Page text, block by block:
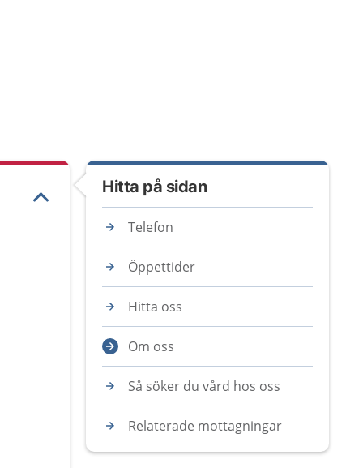
Hitta på sidan
Telefon
Öppettider
Hitta oss
Om oss
Så söker du vård hos oss
Relaterade mottagningar